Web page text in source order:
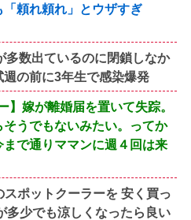
頼れ頼れ」とウザすぎ
多数出ているのに閉鎖しなか
の前に3年生で感染爆発
】嫁が離婚届を置いて失踪。
うでもないみたい。ってか
で通りママンに週４回は来
ポットクーラーを 安く買っ
少でも涼しくなったら良い